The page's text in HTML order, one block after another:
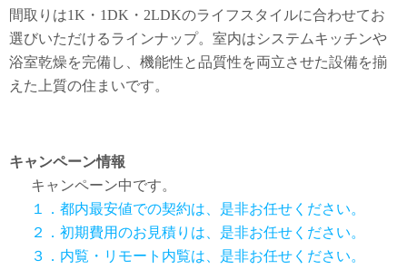
間取りは1K・1DK・2LDKのライフスタイルに合わせてお
選びいただけるラインナップ。室内はシステムキッチンや
浴室乾燥を完備し、機能性と品質性を両立させた設備を揃
えた上質の住まいです。
キャンペーン情報
キャンペーン中です。
１．都内最安値での契約は、是非お任せください。
２．初期費用のお見積りは、是非お任せください。
３．内覧・リモート内覧は、是非お任せください。